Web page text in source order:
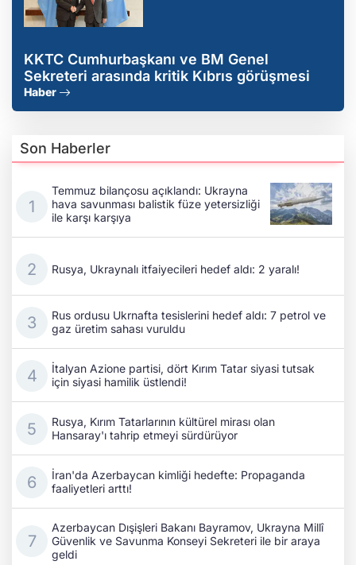
KKTC Cumhurbaşkanı ve BM Genel
Sekreteri arasında kritik Kıbrıs görüşmesi
Haber
Son Haberler
Temmuz bilançosu açıklandı: Ukrayna
hava savunması balistik füze yetersizliği
ile karşı karşıya
Rusya, Ukraynalı itfaiyecileri hedef aldı: 2 yaralı!
Rus ordusu Ukrnafta tesislerini hedef aldı: 7 petrol ve
gaz üretim sahası vuruldu
İtalyan Azione partisi, dört Kırım Tatar siyasi tutsak
için siyasi hamilik üstlendi!
Rusya, Kırım Tatarlarının kültürel mirası olan
Hansaray'ı tahrip etmeyi sürdürüyor
İran'da Azerbaycan kimliği hedefte: Propaganda
faaliyetleri arttı!
Azerbaycan Dışişleri Bakanı Bayramov, Ukrayna Millî
Güvenlik ve Savunma Konseyi Sekreteri ile bir araya
geldi